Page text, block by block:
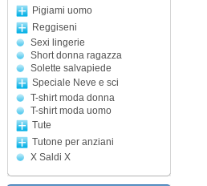
Pigiami uomo
Reggiseni
Sexi lingerie
Short donna ragazza
Solette salvapiede
Speciale Neve e sci
T-shirt moda donna
T-shirt moda uomo
Tute
Tutone per anziani
X Saldi X